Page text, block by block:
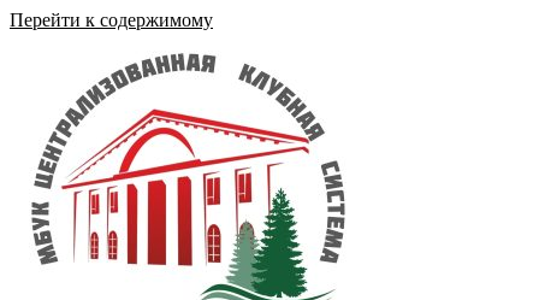
Перейти к содержимому